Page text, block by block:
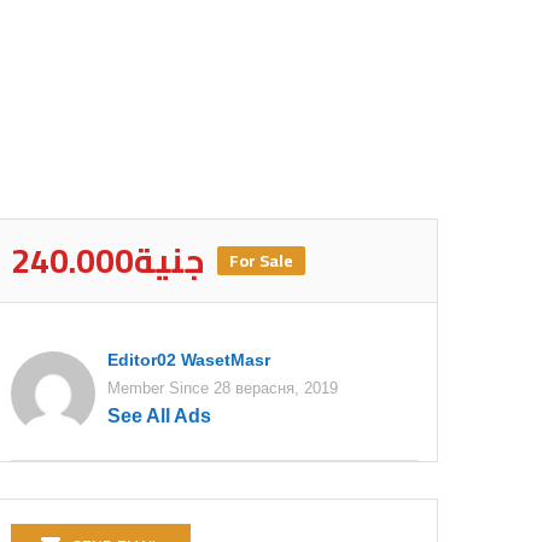
240.000جنية For Sale
Editor02 WasetMasr
Member Since 28 верасня, 2019
See All Ads